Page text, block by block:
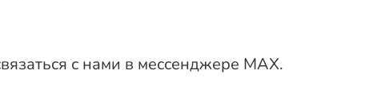
с нами в мессенджере MAX.